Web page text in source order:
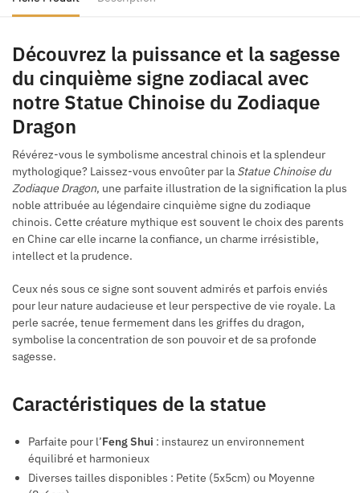
Découvrez la puissance et la sagesse
du cinquième signe zodiacal avec
notre Statue Chinoise du Zodiaque
Dragon
Révérez-vous le symbolisme ancestral chinois et la splendeur
mythologique? Laissez-vous envoûter par la Statue Chinoise du
Zodiaque Dragon, une parfaite illustration de la signification la plus
noble attribuée au légendaire cinquième signe du zodiaque
chinois. Cette créature mythique est souvent le choix des parents
en Chine car elle incarne la confiance, un charme irrésistible,
intellect et la prudence.
Ceux nés sous ce signe sont souvent admirés et parfois enviés
pour leur nature audacieuse et leur perspective de vie royale. La
perle sacrée, tenue fermement dans les griffes du dragon,
symbolise la concentration de son pouvoir et de sa profonde
sagesse.
Caractéristiques de la statue
Parfaite pour l’Feng Shui : instaurez un environnement
équilibré et harmonieux
Diverses tailles disponibles : Petite (5x5cm) ou Moyenne